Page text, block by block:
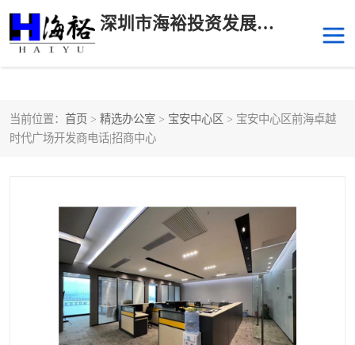
深圳市海裕投资发展有限公司
当前位置： 首页 > 精选办公室 > 宝安中心区 > 宝安中心区前海卓越
时代广场开发商电话|招商中心
后海
深圳湾科技生态园
福田中心区写字楼租赁 宝安中心区
深圳宝安 福田车公庙
罗湖水贝 南山南油